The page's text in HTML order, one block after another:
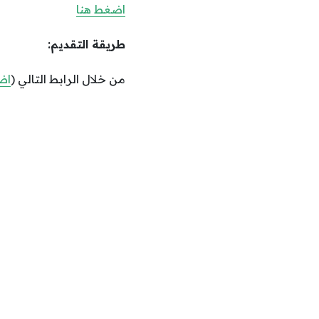
اضغط هنا
طريقة التقديم:
من خلال الرابط التالي (